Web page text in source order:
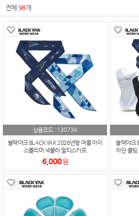
전체98개
상품코드 : 130734
블랙야크 BLACKYAK 2026년형 여름 아이
스폴리머 넥쿨러 멀티스카프
6,000원
블랙야크
차단 쿨링